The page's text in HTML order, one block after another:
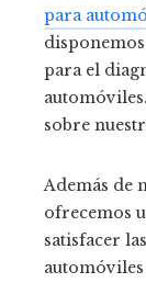
para
para el
sobre
Además de
ofrecemos
satisfacer